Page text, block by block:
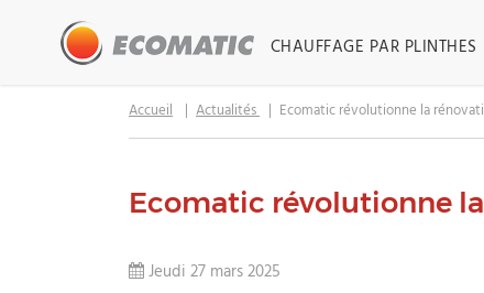
Ecomatic révolutionne
Jeudi 27 mars 2025
CHAUFFAGE PAR PLINTHES
Accueil Actualités Ecomatic révolutionne la